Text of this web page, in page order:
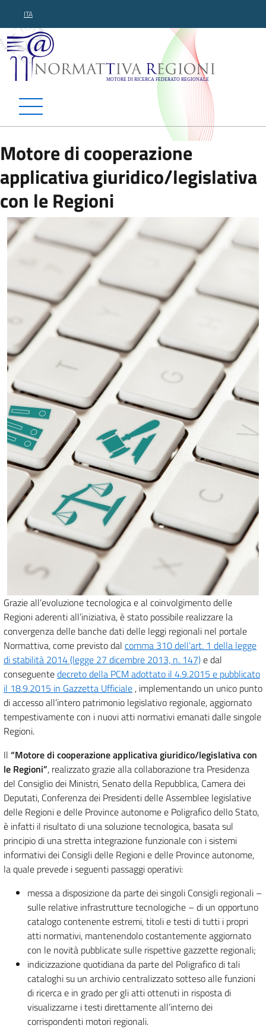
ITA
Normattiva Regioni -
Motore di cooperazione
applicativa giuridico/legislativa
con le Regioni
Grazie all’evoluzione tecnologica e al coinvolgimento delle
Regioni aderenti all’iniziativa, è stato possibile realizzare la
convergenza delle banche dati delle leggi regionali nel portale
Normattiva, come previsto dal comma 310 dell’art. 1 della legge
di stabilità 2014 (legge 27 dicembre 2013, n. 147)e dal
conseguentedecreto della PCM adottato il 4.9.2015 e pubblicato
il 18.9.2015 in Gazzetta Ufficiale , implementando un unico punto
di accesso all’intero patrimonio legislativo regionale, aggiornato
tempestivamente con i nuovi atti normativi emanati dalle singole
Regioni.
Il “Motore di cooperazione applicativa giuridico/legislativa con
le Regioni”, realizzato grazie alla collaborazione tra Presidenza
del Consiglio dei Ministri, Senato della Repubblica, Camera dei
Deputati, Conferenza dei Presidenti delle Assemblee legislative
delle Regioni e delle Province autonome e Poligrafico dello Stato,
è infatti il risultato di una soluzione tecnologica, basata sul
principio di una stretta integrazione funzionale con i sistemi
informativi dei Consigli delle Regioni e delle Province autonome,
la quale prevede i seguenti passaggi operativi:
messa a disposizione da parte dei singoli Consigli regionali –
sulle relative infrastrutture tecnologiche – di un opportuno
catalogo contenente estremi, titoli e testi di tutti i propri
atti normativi, mantenendolo costantemente aggiornato
con le novità pubblicate sulle rispettive gazzette regionali;
indicizzazione quotidiana da parte del Poligrafico di tali
cataloghi su un archivio centralizzato sotteso alle funzioni
di ricerca e in grado per gli atti ottenuti in risposta di
visualizzarne i testi direttamente all’interno dei
corrispondenti motori regionali.